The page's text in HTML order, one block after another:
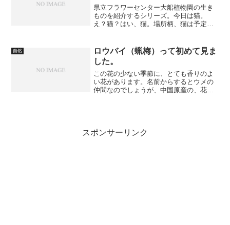
県立フラワーセンター大船植物園の生き
ものを紹介するシリーズ。今日は猫。
え？猫？はい、猫。場所柄、猫は予定に
た。あ〜Homeless Catというのは野良猫
という意味...
自然
ロウバイ（蝋梅）って初めて見ま
した。
この花の少ない季節に、とても香りのよ
い花があります。名前からするとウメの
仲間なのでしょうが、中国原産の、花が
スポンサーリンク